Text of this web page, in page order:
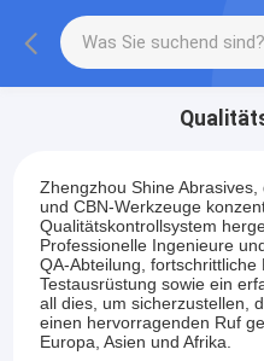
Zhengzhou Shine
und CBN-Werkzeuge
Qualitätskontrollsystem
Professionelle Ingenieure
QA-Abteilung, fortschrittliche
Testausrüstung sowie ein
all dies, um sicherzustellen,
einen hervorragenden Ruf
Europa, Asien und Afrika.